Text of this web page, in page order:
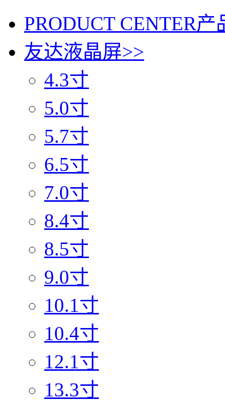
PRODUCT CENTER产
友达液晶屏>>
4.3寸
5.0寸
5.7寸
6.5寸
7.0寸
8.4寸
8.5寸
9.0寸
10.1寸
10.4寸
12.1寸
13.3寸